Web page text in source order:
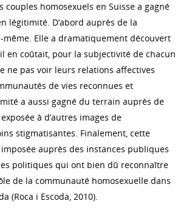
couples homosexuels en Suisse a gagné
légitimité. D’abord auprès de la
même. Elle a dramatiquement découvert
en coûtait, pour la subjectivité de chacun
ne pas voir leurs relations affectives
de vies reconnues et
a aussi gagné du terrain auprès de
à d’autres images de
stigmatisantes. Finalement, cette
imposée auprès des instances publiques
politiques qui ont bien dû reconnaître
de la communauté homosexuelle dans
(Roca i Escoda, 2010).